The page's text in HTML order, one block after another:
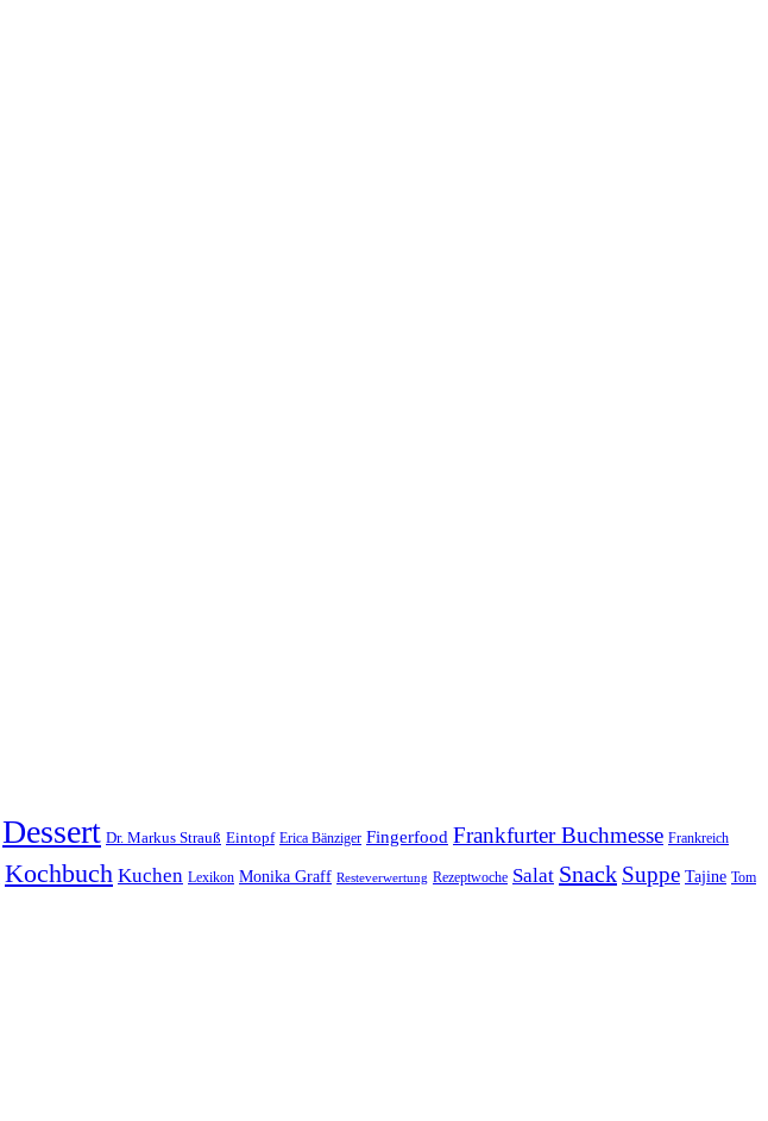
Dessert Dr. Markus Strauß Eintopf Erica Bänziger Fingerfood Frankfurter Buchmesse Frankreich
Kochbuch Kuchen Lexikon Monika Graff Resteverwertung Rezeptwoche Salat Snack Suppe Tajine Tom